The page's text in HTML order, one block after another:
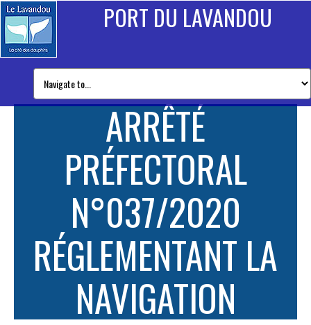
PORT DU LAVANDOU
ARRÊTÉ
PRÉFECTORAL
N°037/2020
RÉGLEMENTANT LA
NAVIGATION